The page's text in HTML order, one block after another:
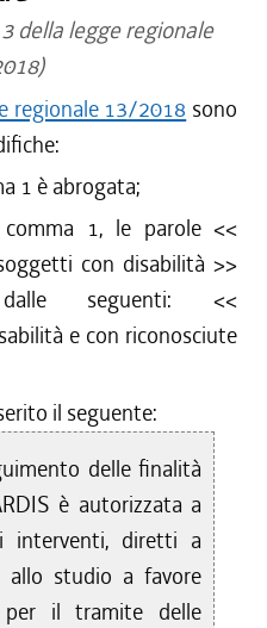
della legge regionale
regionale 13/2018 sono
1 è abrogata;
1, le parole <<
con disabilità >>
seguenti: <<
e con riconosciute
il seguente:
delle finalità
è autorizzata a
interventi, diretti a
studio a favore
per il tramite delle